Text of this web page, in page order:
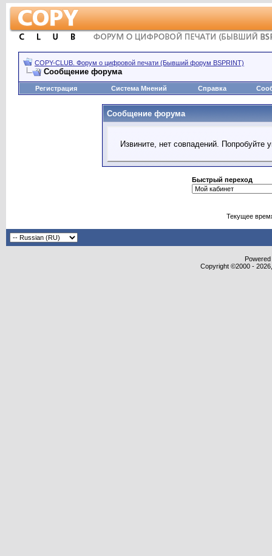
COPY-CLUB. Форум о цифровой печати (Бывший форум BSPRINT)
Сообщение форума
Регистрация Система Мнений Справка
Сообщение форума
Извините, нет совпадений. Попробуйте
Быстрый переход
Текущее
Copyright ©2000 -